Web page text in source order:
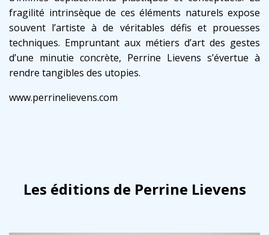
fragilité intrinsèque de ces éléments naturels expose
souvent l’artiste à de véritables défis et prouesses
techniques. Empruntant aux métiers d’art des gestes
d’une minutie concrète, Perrine Lievens s’évertue à
rendre tangibles des utopies.
www.perrinelievens.com
Les éditions de Perrine Lievens